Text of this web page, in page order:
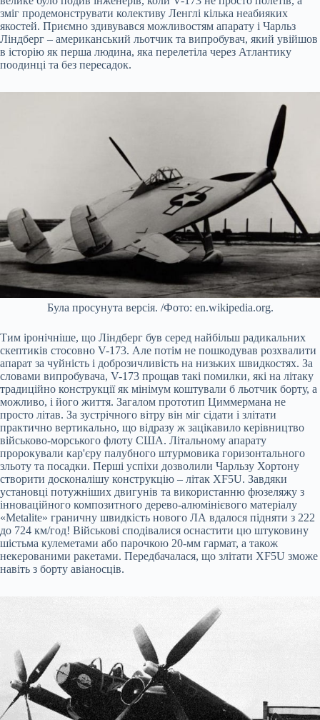
зміг продемонструвати колективу Ленглі кілька неабияких
якостей. Приємно здивувався можливостям апарату і Чарльз
Ліндберг – американський льотчик та випробувач, який увійшов
в історію як перша людина, яка перелетіла через Атлантику
поодинці та без пересадок.
Була просунута версія. /Фото: en.wikipedia.org.
Тим іронічніше, що Ліндберг був серед найбільш радикальних
скептиків стосовно V-173. Але потім не пошкодував розхвалити
апарат за чуйність і доброзичливість на низьких швидкостях. За
словами випробувача, V-173 прощав такі помилки, які на літаку
традиційно конструкції як мінімум коштували б льотчик борту, а
можливо, і його життя. Загалом прототип Циммермана не
просто літав. За зустрічного вітру він міг сідати і злітати
практично вертикально, що відразу ж зацікавило керівництво
військово-морського флоту США. Літальному апарату
пророкували кар'єру палубного штурмовика горизонтального
зльоту та посадки. Перші успіхи дозволили Чарльзу Хортону
створити досконалішу конструкцію – літак XF5U. Завдяки
установці потужніших двигунів та використанню фюзеляжу з
інноваційного композитного дерево-алюмінієвого матеріалу
«Metalite» граничну швидкість нового ЛА вдалося підняти з 222
до 724 км/год! Військові сподівалися оснастити цю штуковину
шістьма кулеметами або парочкою 20-мм гармат, а також
некерованими ракетами. Передбачалася, що злітати XF5U зможе
навіть з борту авіаносців.